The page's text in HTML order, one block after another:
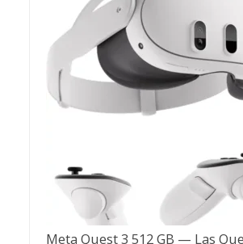
Meta Quest 3 512 GB — Las